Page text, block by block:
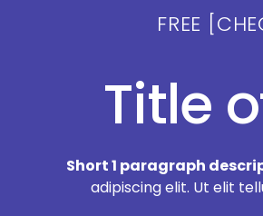
FREE
Title
Short 1 paragraph
adipiscing elit. Ut elit